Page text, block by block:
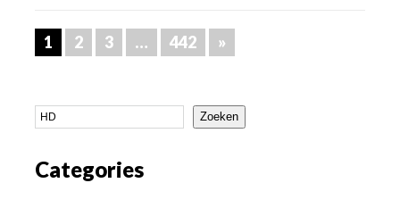
1 2 3 … 442 »
Zoeken
Categories